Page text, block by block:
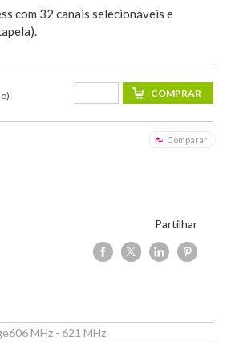
com 32 canais selecionáveis e
Comparar
Partilhar
MHz - 621 MHz